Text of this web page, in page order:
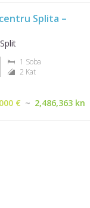
Splita –
1 Soba
2 Kat
€ ~ 2,486,363 kn